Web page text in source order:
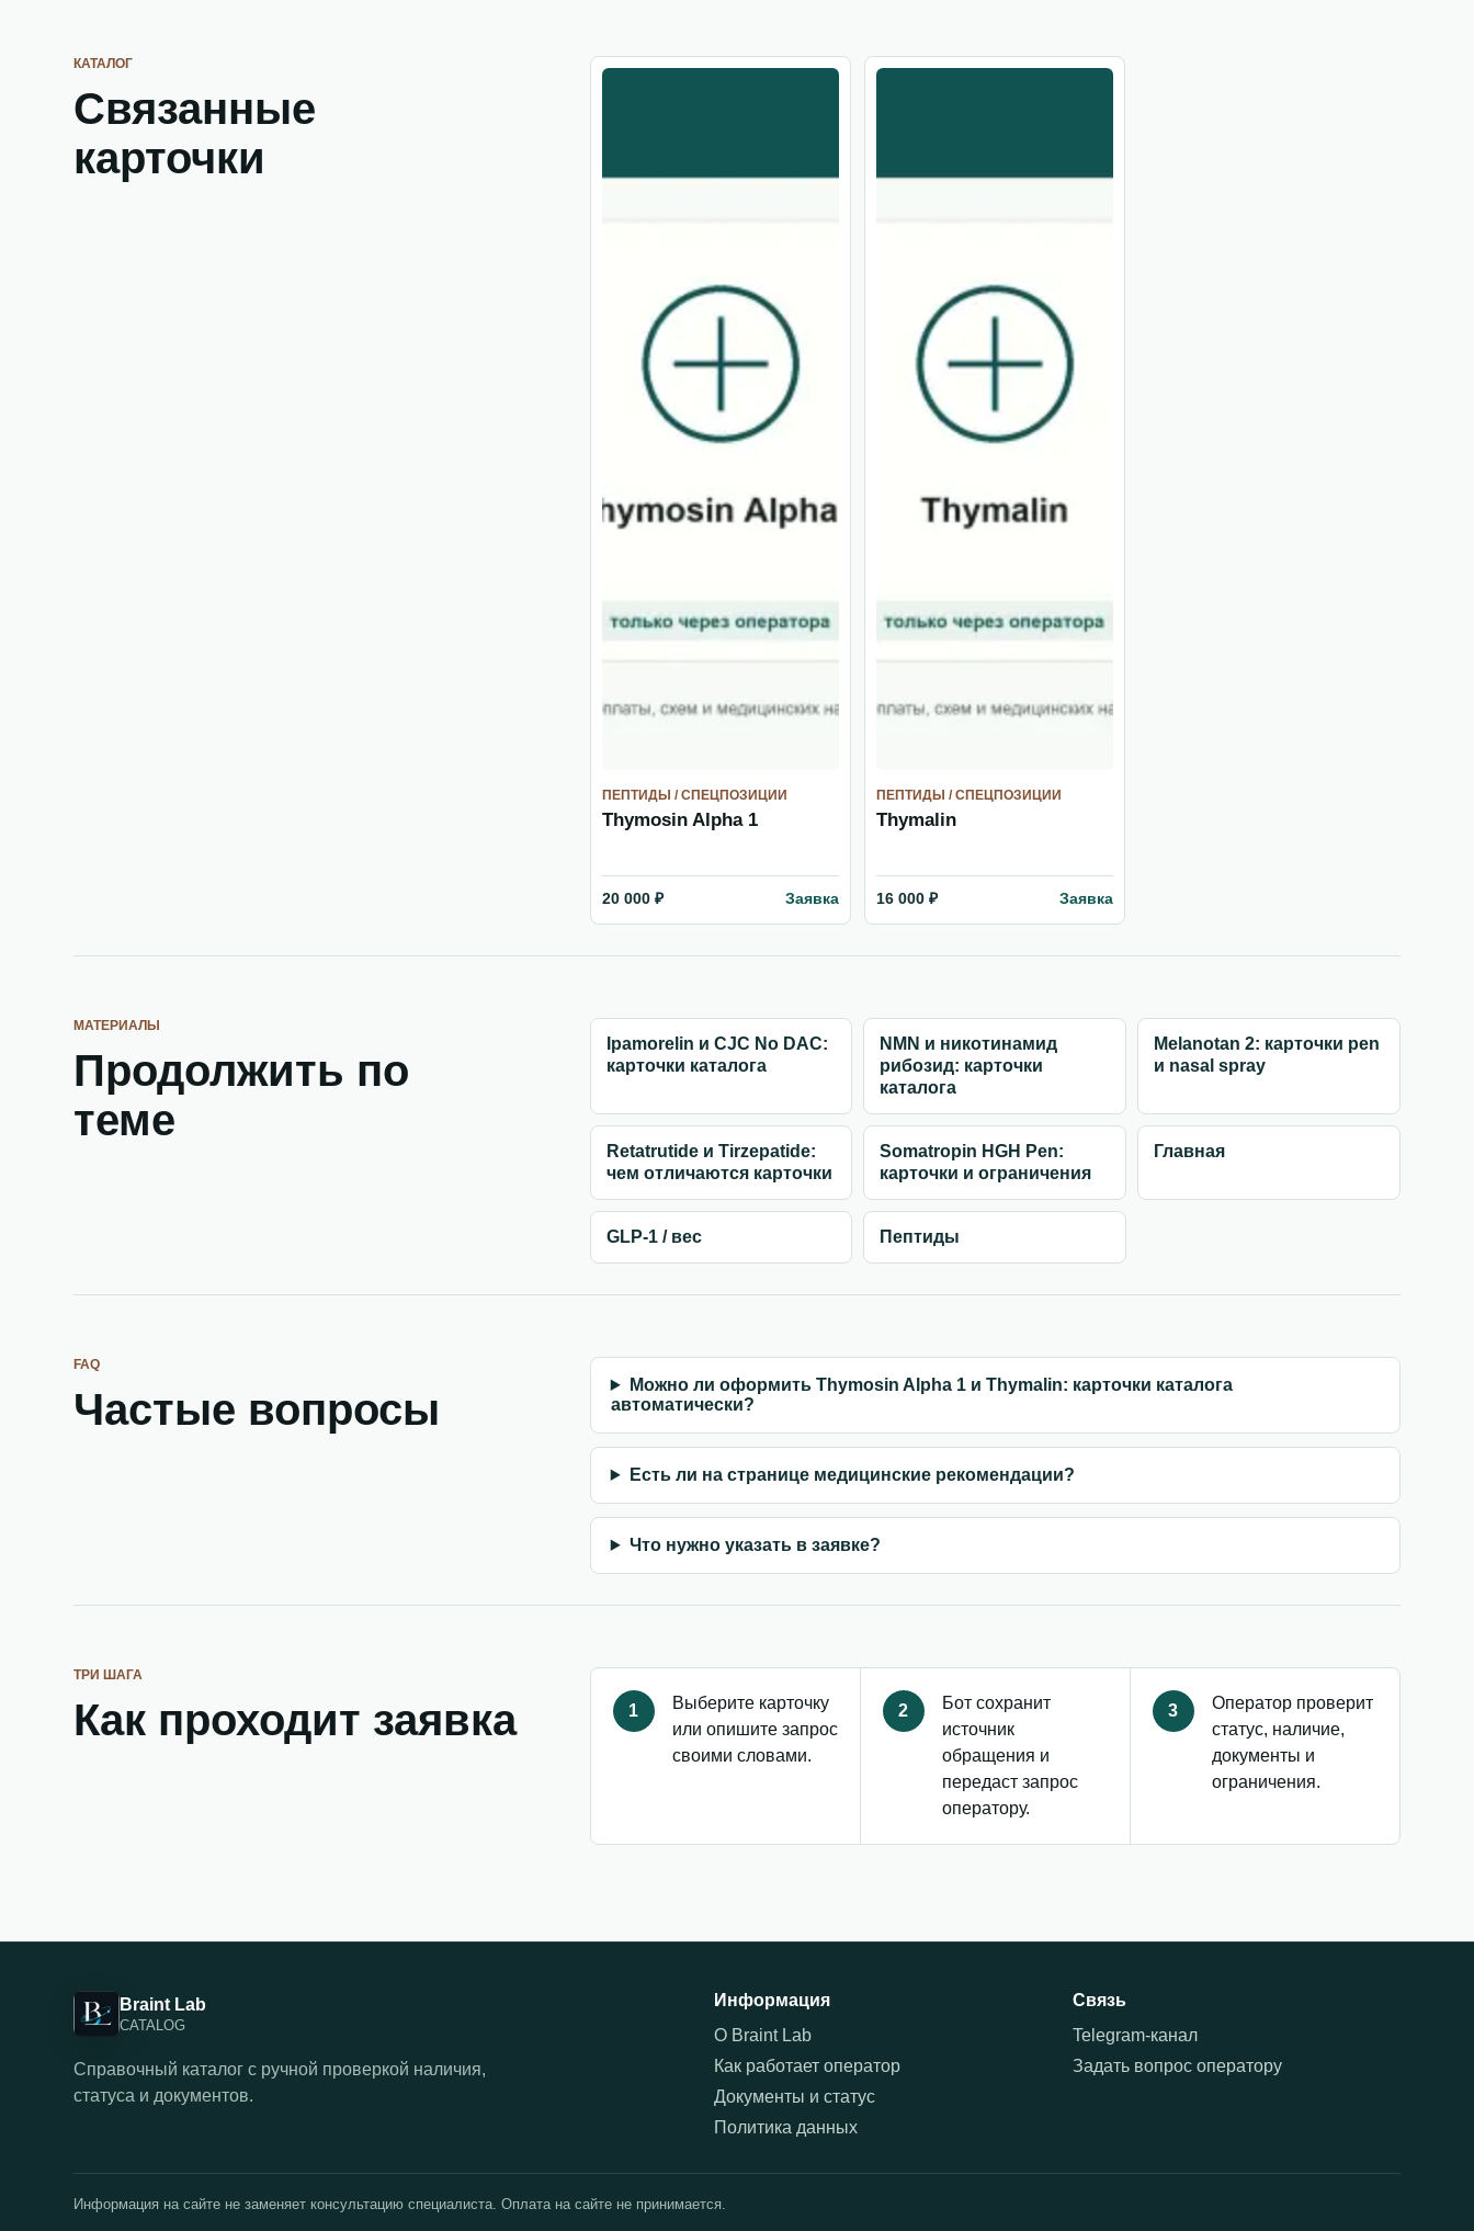
КАТАЛОГ
Связанные
карточки
ПЕПТИДЫ / СПЕЦПОЗИЦИИ
Thymosin Alpha 1
20 000 ₽ Заявка
ПЕПТИДЫ / СПЕЦПОЗИЦИИ
Thymalin
16 000 ₽ Заявка
МАТЕРИАЛЫ
Продолжить по
теме
Ipamorelin и CJC No DAC:
карточки каталога
NMN и никотинамид
рибозид: карточки
каталога
Melanotan 2: карточки pen
и nasal spray
Retatrutide и Tirzepatide:
чем отличаются карточки
Somatropin HGH Pen:
карточки и ограничения
Главная
GLP-1 / вес Пептиды
FAQ
Частые вопросы
Можно ли оформить Thymosin Alpha 1 и Thymalin: карточки каталога
автоматически?
Есть ли на странице медицинские рекомендации?
Что нужно указать в заявке?
ТРИ ШАГА
Как проходит заявка 1
Выберите карточку
или опишите запрос
своими словами.
2
Бот сохранит
источник
обращения и
передаст запрос
оператору.
3
Оператор проверит
статус, наличие,
документы и
ограничения.
Braint Lab
CATALOG
Справочный каталог с ручной проверкой наличия,
статуса и документов.
Информация
О Braint Lab
Как работает оператор
Документы и статус
Политика данных
Связь
Telegram-канал
Задать вопрос оператору
Информация на сайте не заменяет консультацию специалиста. Оплата на сайте не принимается.